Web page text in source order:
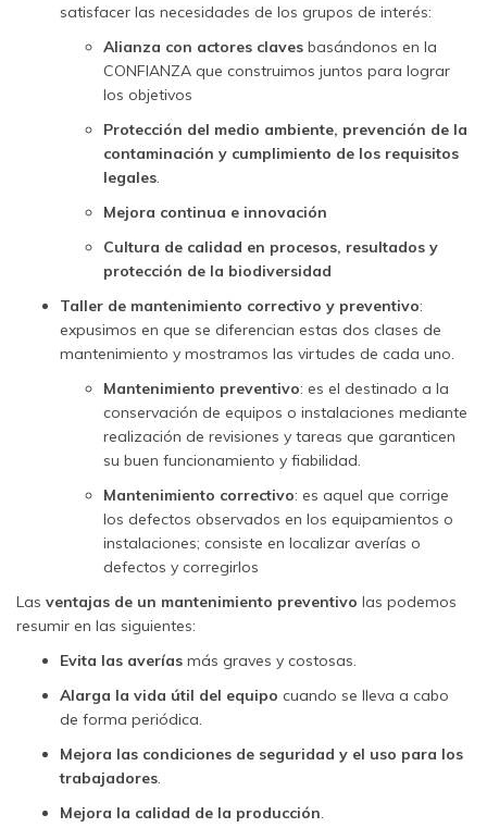
satisfacer las necesidades de los grupos de interés:
Alianza con actores claves basándonos en la
CONFIANZA que construimos juntos para lograr
los objetivos
Protección del medio ambiente, prevención de la
contaminación y cumplimiento de los requisitos
legales.
Mejora continua e innovación
Cultura de calidad en procesos, resultados y
protección de la biodiversidad
Taller de mantenimiento correctivo y preventivo:
expusimos en que se diferencian estas dos clases de
mantenimiento y mostramos las virtudes de cada uno.
Mantenimiento preventivo: es el destinado a la
conservación de equipos o instalaciones mediante
realización de revisiones y tareas que garanticen
su buen funcionamiento y fiabilidad.
Mantenimiento correctivo: es aquel que corrige
los defectos observados en los equipamientos o
instalaciones; consiste en localizar averías o
defectos y corregirlos
Las ventajas de un mantenimiento preventivo las podemos
resumir en las siguientes:
Evita las averías más graves y costosas.
Alarga la vida útil del equipo cuando se lleva a cabo
de forma periódica.
Mejora las condiciones de seguridad y el uso para los
trabajadores.
Mejora la calidad de la producción.